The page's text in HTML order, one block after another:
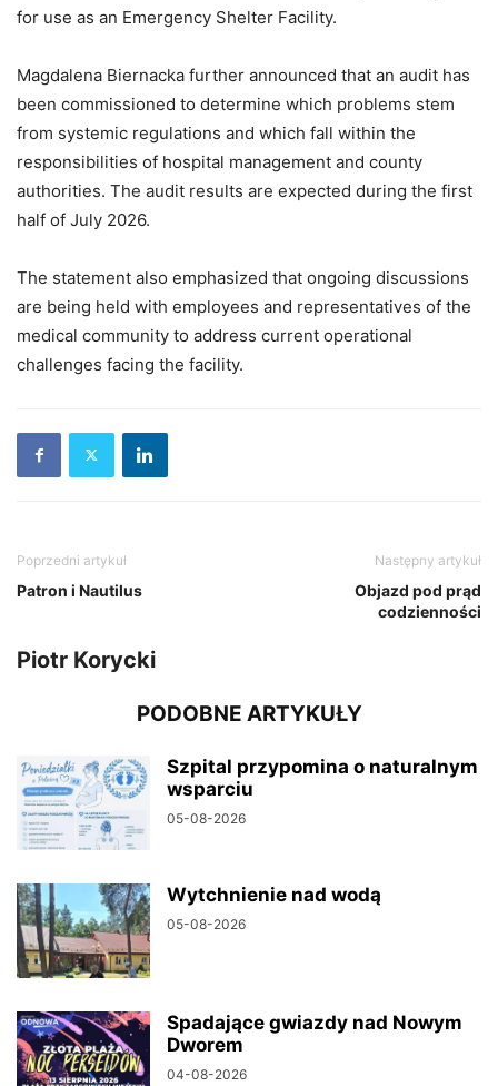
for use as an Emergency Shelter Facility.
Magdalena Biernacka further announced that an audit has
been commissioned to determine which problems stem
from systemic regulations and which fall within the
responsibilities of hospital management and county
authorities. The audit results are expected during the first
half of July 2026.
The statement also emphasized that ongoing discussions
are being held with employees and representatives of the
medical community to address current operational
challenges facing the facility.
Poprzedni artykuł
Patron i Nautilus
Następny artykuł
Objazd pod prąd
codzienności
Piotr Korycki
PODOBNE ARTYKUŁY
Szpital przypomina o naturalnym
wsparciu
05-08-2026
Wytchnienie nad wodą
05-08-2026
Spadające gwiazdy nad Nowym
Dworem
04-08-2026